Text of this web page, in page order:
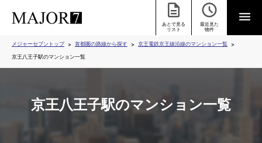
あとで見る
リスト
最近見た
物件
メジャーセブントップ 首都圏の路線から探す
京王電鉄京王線沿線のマンション一覧
京王八王子駅のマンション一覧
京王八王子駅のマンション一覧